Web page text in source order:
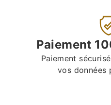
Paiement
Paiement
vos données